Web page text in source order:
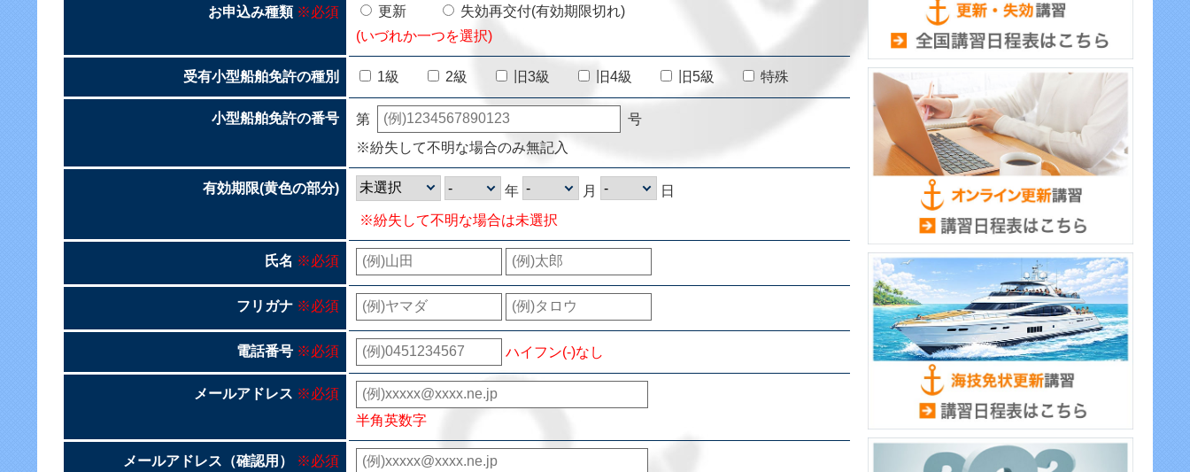
お申込み種類※必須 更新
失効再交付(有効期限切れ)
(いづれか一つを選択)
受有小型船舶免許の種別 1級 2級 旧3級 旧4級 旧5級 特殊
小型船舶免許の番号 第
号
※紛失して不明な場合のみ無記入
有効期限(黄色の部分) 年 月
日
※紛失して不明な場合は未選択
氏名 ※必須
フリガナ ※必須
電話番号 ※必須 ハイフン(-)なし
メールアドレス ※必須
半角英数字
メールアドレス（確認用）
※必須